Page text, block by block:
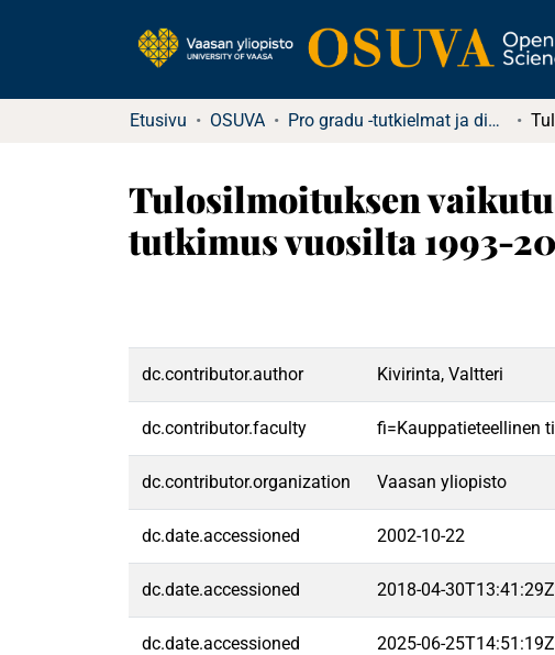
Etusivu OSUVA Pro gradu -tutkielmat ja diplomityöt
Tulosilmoituksen
tutkimus vuosilta 1993-
dc.contributor.author Kivirinta, Valtteri
dc.contributor.faculty fi=Kauppatieteellinen
dc.contributor.organization Vaasan yliopisto
dc.date.accessioned 2002-10-22
dc.date.accessioned 2018-04-30T13:41:29Z
dc.date.accessioned 2025-06-25T14:51:19Z